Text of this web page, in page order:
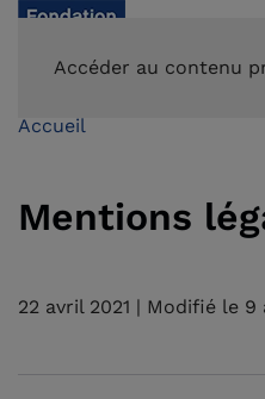
Accéder au contenu
Accueil
Mentions
22 avril 2021 | Modifié le 9